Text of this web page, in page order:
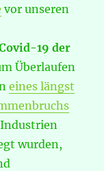
vor unseren
19 der
Überlaufen
eines längst
wurden,